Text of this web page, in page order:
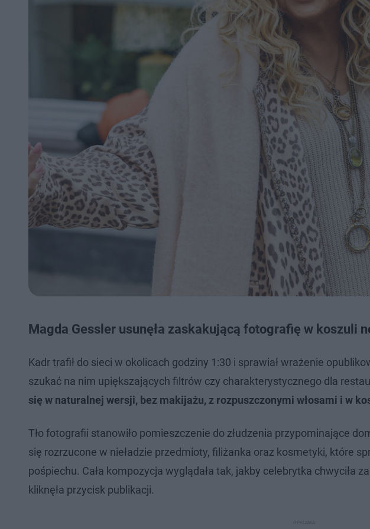
Magda Gessler usunęła zaskakującą fotografię w koszuli
Kadr trafił do sieci w okolicach godziny 1:30 i sprawiał wrażenie
szukać na nim upiększających filtrów czy charakterystycznego dla
się w naturalnej wersji, bez makijażu, z rozpuszczonymi włosami i w
Tło fotografii stanowiło pomieszczenie do złudzenia przypominające
się rozrzucone w nieładzie przedmioty, filiżanka oraz kosmetyki, które
pośpiechu. Cała kompozycja wyglądała tak, jakby celebrytka chwyciła
kliknęła przycisk publikacji.